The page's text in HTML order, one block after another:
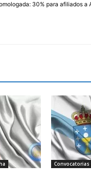
30% para afiliados a
Convocatorias